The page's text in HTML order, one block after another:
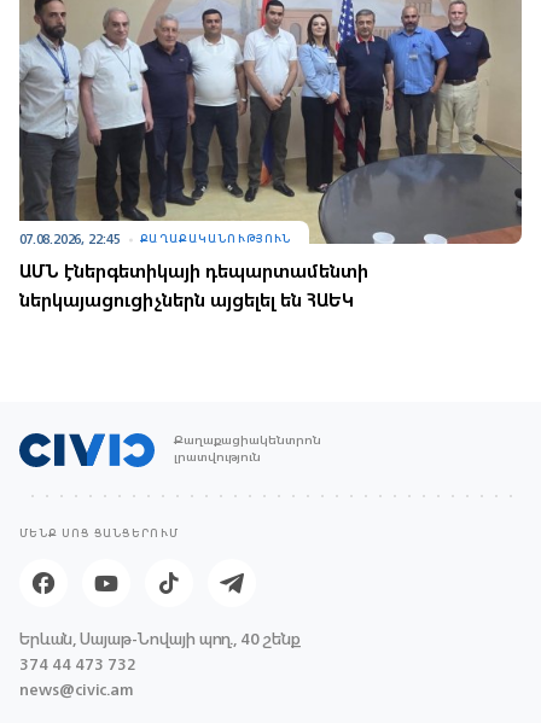
07.08.2026, 22:45 ՔԱՂԱՔԱԿԱՆՈՒԹՅՈՒՆ
ԱՄՆ էներգետիկայի դեպարտամենտի
ներկայացուցիչներն այցելել են ՀԱԵԿ
Քաղաքացիակենտրոն
լրատվություն
ՄԵՆՔ ՍՈՑ ՑԱՆՑԵՐՈՒՄ
Երևան, Սայաթ-Նովայի պող., 40 շենք
374 44 473 732
news@civic.am